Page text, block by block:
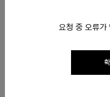
요청 중 오류